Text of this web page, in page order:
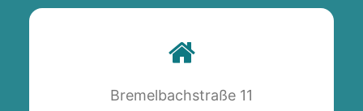
Bremelbachstraße 11